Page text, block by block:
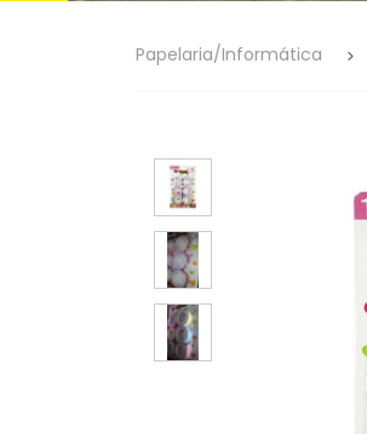
Papelaria/Informática